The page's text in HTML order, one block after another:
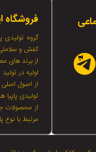
فروشگاه
گروه تولیدی
کفش و سلامتی
از برند های
اولیه در
از اصول
تولیدی
از محصولات
مرتبط با